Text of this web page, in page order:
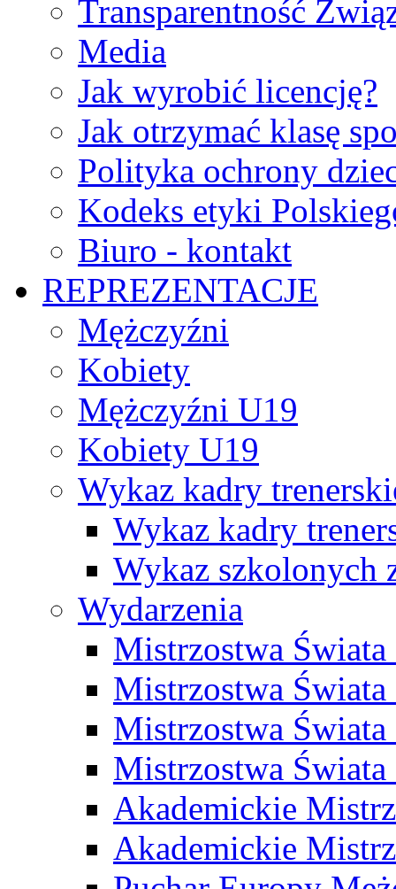
Transparentność
Media
Jak wyrobić licencję?
Jak otrzymać klasę
Polityka ochrony
Kodeks etyki
Biuro - kontakt
REPREZENTACJE
Mężczyźni
Kobiety
Mężczyźni U19
Kobiety U19
Wykaz kadry
Wykaz kadry
Wykaz szkolonych
Wydarzenia
Mistrzostwa
Mistrzostwa
Mistrzostwa
Mistrzostwa
Akademickie
Akademickie